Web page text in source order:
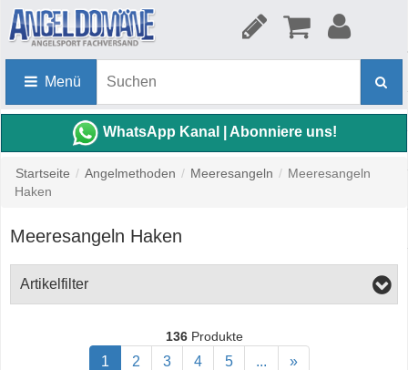
Menü
WhatsApp Kanal | Abonniere uns!
Startseite / Angelmethoden / Meeresangeln / Meeresangeln
Haken
Meeresangeln Haken
Artikelfilter
136Produkte
1 2 3 4 5 ... »